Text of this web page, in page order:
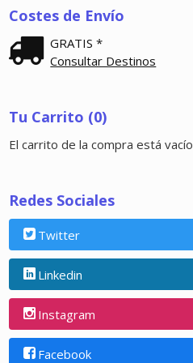
Costes de Envío
GRATIS *
Consultar Destinos
Tu Carrito (0)
El carrito de la compra está vacío
Redes Sociales
Twitter
Linkedin
Instagram
Facebook